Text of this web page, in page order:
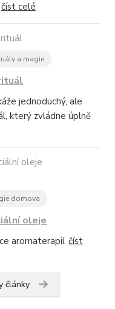
číst celé
a magie
jednoduchý, ale
který zvládne úplně
domova
oleje
aromaterapií. číst
články